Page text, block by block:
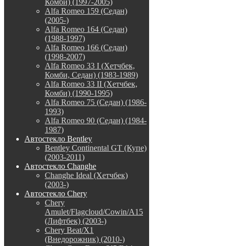
Alfa Romeo 159 (Седан)
(2005-)
Alfa Romeo 164 (Седан)
(1988-1997)
Alfa Romeo 166 (Седан)
(1998-2007)
Alfa Romeo 33 I (Хетчбек,
Комби, Седан) (1983-1989)
Alfa Romeo 33 II (Хетчбек,
Комби) (1990-1995)
Alfa Romeo 75 (Седан) (1986-
1993)
Alfa Romeo 90 (Седан) (1984-
1987)
Автостекло Bentley
Bentley Continental GT (Купе)
(2003-2011)
Автостекло Changhe
Changhe Ideal (Хетчбек)
(2003-)
Автостекло Chery
Chery
Amulet/Flagcloud/Cowin/A15
(Лифтбек) (2003-)
Chery Beat/X1
(Внедорожник) (2010-)